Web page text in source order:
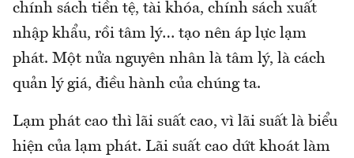
chính sách tiền tệ, tài khóa, chính sách xuất
nhập khẩu, rồi tâm lý… tạo nên áp lực lạm
phát. Một nửa nguyên nhân là tâm lý, là cách
quản lý giá, điều hành của chúng ta.
Lạm phát cao thì lãi suất cao, vì lãi suất là biểu
hiện của lạm phát. Lãi suất cao dứt khoát làm